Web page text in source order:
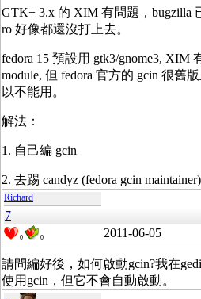
GTK+ 3.x 的 XIM 有問題，bugzilla
ro 好像都還沒打上去。
fedora 15 預設用 gtk3/gnome3, XIM
module, 但 fedora 官方的 gcin 很舊
以不能用。
解法：
1. 自己編 gcin
2. 去踢 candyz (fedora gcin maintainer)
Richard
7
0 0 2011-06-05
請問編好後，如何啟動gcin?我在
使用gcin，但它不會自動啟動。